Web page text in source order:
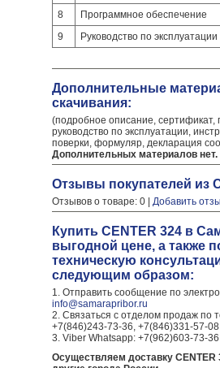
8 Программное обеспечение
9
Руководство по эксплуатации
Дополнительные
скачивания:
(подробное описание, сертификат,
руководство по эксплуатации,
поверки, формуляр, декларация
Дополнительных материалов нет.
Отзывы покупателей из
Отзывов о товаре: 0 | Добавить
Купить CENTER 324 в
выгодной цене, а также
техническую
следующим образом:
1. Отправить сообщение по
info@samarapribor.ru
2. Связаться с отделом продаж по
+7(846)243-73-36, +7(846)331-57-08
3. Viber Whatsapp: +7(962)603-73-36
Осуществляем доставку CENTER